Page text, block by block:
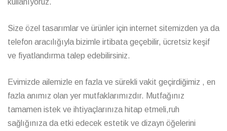
kullanıyoruz.
Size özel tasarımlar ve ürünler için internet sitemizden ya da
telefon aracılığıyla bizimle irtibata geçebilir, ücretsiz keşif
ve fiyatlandırma talep edebilirsiniz.
Evimizde ailemizle en fazla ve sürekli vakit geçirdiğimiz , en
fazla anımız olan yer mutfaklarımızdır. Mutfağınız
tamamen istek ve ihtiyaçlarınıza hitap etmeli,ruh
sağlığınıza da etki edecek estetik ve dizayn öğelerini